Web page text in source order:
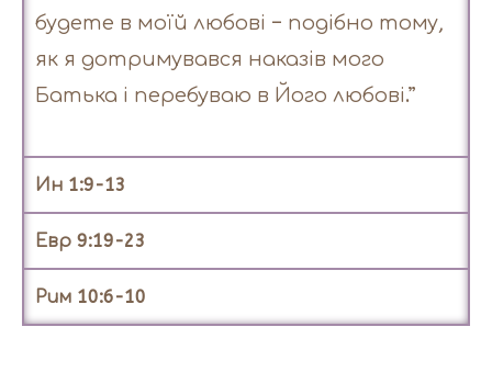
будете в моїй любові – подібно тому,
як я дотримувався наказів мого
Батька і перебуваю в Його любові.”
Ин 1:9-13
Евр 9:19-23
Рим 10:6-10